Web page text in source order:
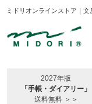
ミドリオンラインストア｜
2027年版
「手帳・ダイアリー」
送料無料 ＞＞